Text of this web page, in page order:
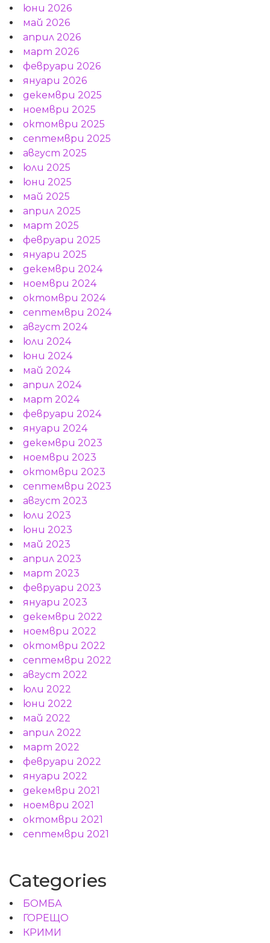
юни 2026
май 2026
април 2026
март 2026
февруари 2026
януари 2026
декември 2025
ноември 2025
октомври 2025
септември 2025
август 2025
юли 2025
юни 2025
май 2025
април 2025
март 2025
февруари 2025
януари 2025
декември 2024
ноември 2024
октомври 2024
септември 2024
август 2024
юли 2024
юни 2024
май 2024
април 2024
март 2024
февруари 2024
януари 2024
декември 2023
ноември 2023
октомври 2023
септември 2023
август 2023
юли 2023
юни 2023
май 2023
април 2023
март 2023
февруари 2023
януари 2023
декември 2022
ноември 2022
октомври 2022
септември 2022
август 2022
юли 2022
юни 2022
май 2022
април 2022
март 2022
февруари 2022
януари 2022
декември 2021
ноември 2021
октомври 2021
септември 2021
Categories
БОМБА
ГОРЕЩО
КРИМИ